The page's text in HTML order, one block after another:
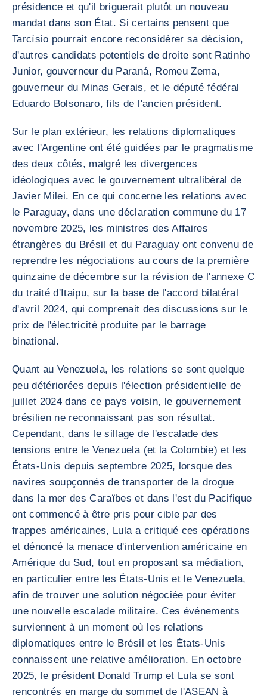
présidence et qu'il briguerait plutôt un nouveau
mandat dans son État. Si certains pensent que
Tarcísio pourrait encore reconsidérer sa décision,
d'autres candidats potentiels de droite sont Ratinho
Junior, gouverneur du Paraná, Romeu Zema,
gouverneur du Minas Gerais, et le député fédéral
Eduardo Bolsonaro, fils de l'ancien président.
Sur le plan extérieur, les relations diplomatiques
avec l'Argentine ont été guidées par le pragmatisme
des deux côtés, malgré les divergences
idéologiques avec le gouvernement ultralibéral de
Javier Milei. En ce qui concerne les relations avec
le Paraguay, dans une déclaration commune du 17
novembre 2025, les ministres des Affaires
étrangères du Brésil et du Paraguay ont convenu de
reprendre les négociations au cours de la première
quinzaine de décembre sur la révision de l'annexe C
du traité d'Itaipu, sur la base de l'accord bilatéral
d'avril 2024, qui comprenait des discussions sur le
prix de l'électricité produite par le barrage
binational.
Quant au Venezuela, les relations se sont quelque
peu détériorées depuis l'élection présidentielle de
juillet 2024 dans ce pays voisin, le gouvernement
brésilien ne reconnaissant pas son résultat.
Cependant, dans le sillage de l'escalade des
tensions entre le Venezuela (et la Colombie) et les
États-Unis depuis septembre 2025, lorsque des
navires soupçonnés de transporter de la drogue
dans la mer des Caraïbes et dans l'est du Pacifique
ont commencé à être pris pour cible par des
frappes américaines, Lula a critiqué ces opérations
et dénoncé la menace d'intervention américaine en
Amérique du Sud, tout en proposant sa médiation,
en particulier entre les États-Unis et le Venezuela,
afin de trouver une solution négociée pour éviter
une nouvelle escalade militaire. Ces événements
surviennent à un moment où les relations
diplomatiques entre le Brésil et les États-Unis
connaissent une relative amélioration. En octobre
2025, le président Donald Trump et Lula se sont
rencontrés en marge du sommet de l'ASEAN à